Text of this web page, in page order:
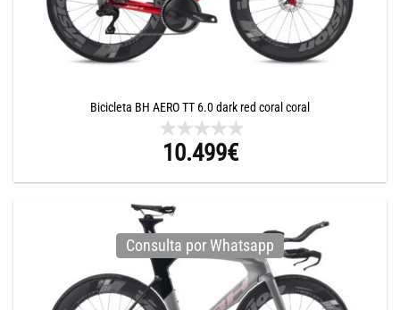
Bicicleta BH AERO TT 6.0 dark red coral coral
10.499€
Consulta por Whatsapp